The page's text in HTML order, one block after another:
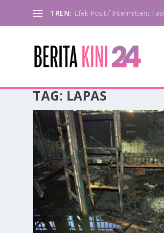
TREN: Efek Positif Intermittent
TAG: LAPAS